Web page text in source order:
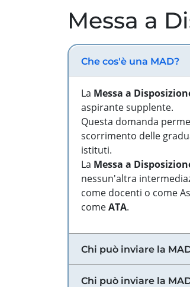
Messa a
Che cos'è una MAD?
La Messa a
aspirante supplente.
Questa domanda
scorrimento delle
istituti.
La Messa a
nessun'altra
come docenti o come
comeATA.
Chi può inviare la
Chi può inviare la